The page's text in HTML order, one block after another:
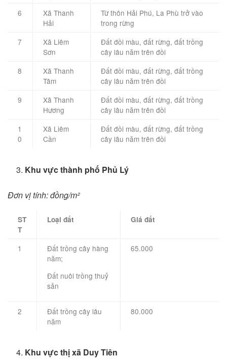
6
Xã Thanh
Hải
Từ thôn Hải Phú, La Phù trở vào
trong rừng
7
Xã Liêm
Sơn
Đất đồi màu, đất rừng, đất trồng
cây lâu năm trên đồi
8
Xã Thanh
Tâm
Đất đồi màu, đất rừng, đất trồng
cây lâu năm trên đồi
9
Xã Thanh
Hương
Đất đồi màu, đất rừng, đất trồng
cây lâu năm trên đồi
1
0
Xã Liêm
Cần
Đất đồi màu, đất rừng, đất trồng
cây lâu năm trên đồi
Khu vực thành phố Phủ Lý
Đơn vị tính: đồng/m²
ST
T
Loại đất Giá đất
1
Đất trồng cây hàng
năm;
Đất nuôi trồng thuỷ
sản
65.000
2
Đất trồng cây lâu
năm
80.000
Khu vực thị xã Duy Tiên